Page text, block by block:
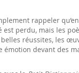
rappeler
est perdu, mais les
réussites, les
émotion devant des